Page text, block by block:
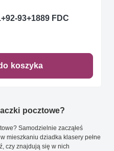
93+1889 FDC
koszyka
pocztowe?
Samodzielnie zacząłeś
mieszkaniu dziadka klasery pełne
czy znajdują się w nich